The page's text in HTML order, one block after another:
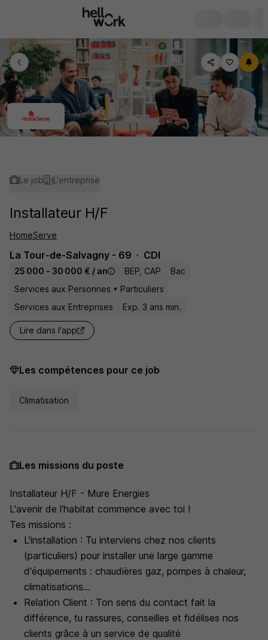
Le job L'entreprise
Installateur H/F
HomeServe
La Tour-de-Salvagny - 69 CDI
25 000 - 30 000 € / an BEP, CAP
Bac
Services aux Personnes • Particuliers
Services aux Entreprises
Exp. 3 ans min.
Lire dans l'app
Les compétences pour ce job
Climatisation
Les missions du poste
Installateur H/F - Mure Energies
L'avenir de l'habitat commence avec toi !
Tes missions :
L'installation : Tu interviens chez nos clients
(particuliers) pour installer une large gamme
d'équipements : chaudières gaz, pompes à chaleur,
climatisations...
Relation Client : Ton sens du contact fait la
différence, tu rassures, conseilles et fidélises nos
clients grâce à un service de qualité